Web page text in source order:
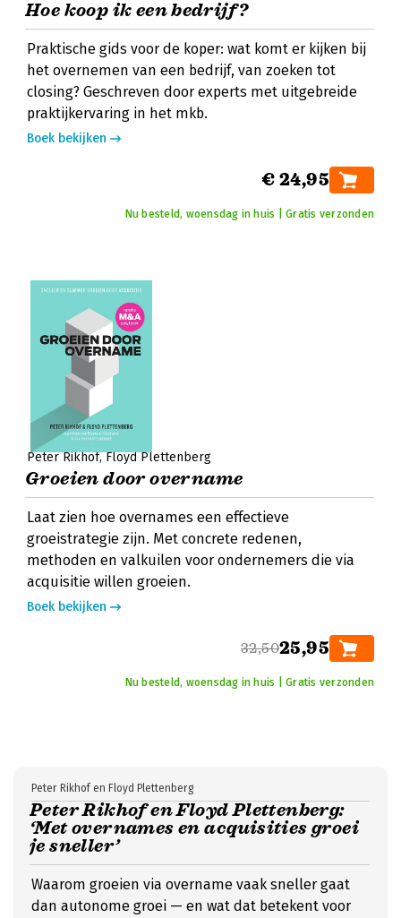
Hoe koop ik een bedrijf?
Praktische gids voor de koper: wat komt er kijken bij
het overnemen van een bedrijf, van zoeken tot
closing? Geschreven door experts met uitgebreide
praktijkervaring in het mkb.
Boek bekijken
€ 24,95
Nu besteld, woensdag in huis | Gratis verzonden
Peter Rikhof Floyd Plettenberg
Groeien door overname
Laat zien hoe overnames een effectieve
groeistrategie zijn. Met concrete redenen,
methoden en valkuilen voor ondernemers die via
acquisitie willen groeien.
Boek bekijken
32,5025,95
Nu besteld, woensdag in huis | Gratis verzonden
Peter Rikhof en Floyd Plettenberg:
‘Met overnames en acquisities groei
je sneller’
Peter Rikhof en Floyd Plettenberg
Waarom groeien via overname vaak sneller gaat
dan autonome groei — en wat dat betekent voor